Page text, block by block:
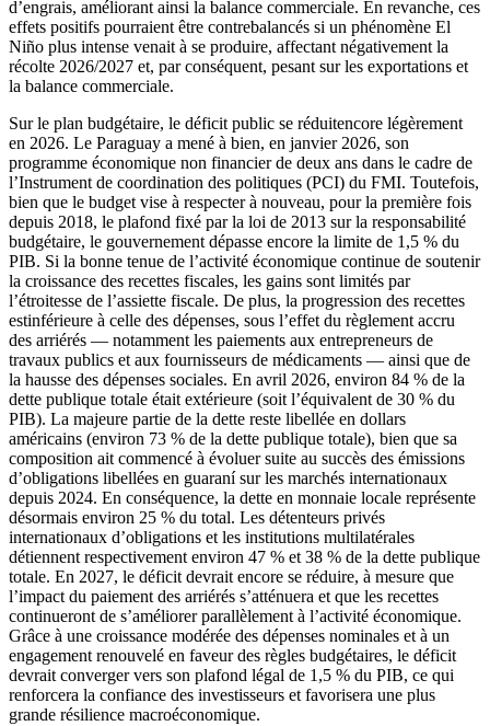
d’engrais, améliorant ainsi la balance commerciale. En revanche, ces
effets positifs pourraient être contrebalancés si un phénomène El
Niño plus intense venait à se produire, affectant négativement la
récolte 2026/2027 et, par conséquent, pesant sur les exportations et
la balance commerciale.
Sur le plan budgétaire, le déficit public se réduitencore légèrement
en 2026. Le Paraguay a mené à bien, en janvier 2026, son
programme économique non financier de deux ans dans le cadre de
l’Instrument de coordination des politiques (PCI) du FMI. Toutefois,
bien que le budget vise à respecter à nouveau, pour la première fois
depuis 2018, le plafond fixé par la loi de 2013 sur la responsabilité
budgétaire, le gouvernement dépasse encore la limite de 1,5 % du
PIB. Si la bonne tenue de l’activité économique continue de soutenir
la croissance des recettes fiscales, les gains sont limités par
l’étroitesse de l’assiette fiscale. De plus, la progression des recettes
estinférieure à celle des dépenses, sous l’effet du règlement accru
des arriérés — notamment les paiements aux entrepreneurs de
travaux publics et aux fournisseurs de médicaments — ainsi que de
la hausse des dépenses sociales. En avril 2026, environ 84 % de la
dette publique totale était extérieure (soit l’équivalent de 30 % du
PIB). La majeure partie de la dette reste libellée en dollars
américains (environ 73 % de la dette publique totale), bien que sa
composition ait commencé à évoluer suite au succès des émissions
d’obligations libellées en guaraní sur les marchés internationaux
depuis 2024. En conséquence, la dette en monnaie locale représente
désormais environ 25 % du total. Les détenteurs privés
internationaux d’obligations et les institutions multilatérales
détiennent respectivement environ 47 % et 38 % de la dette publique
totale. En 2027, le déficit devrait encore se réduire, à mesure que
l’impact du paiement des arriérés s’atténuera et que les recettes
continueront de s’améliorer parallèlement à l’activité économique.
Grâce à une croissance modérée des dépenses nominales et à un
engagement renouvelé en faveur des règles budgétaires, le déficit
devrait converger vers son plafond légal de 1,5 % du PIB, ce qui
renforcera la confiance des investisseurs et favorisera une plus
grande résilience macroéconomique.